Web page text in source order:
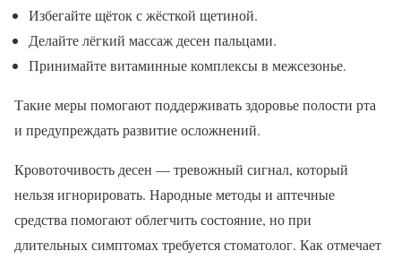
Избегайте щёток с жёсткой щетиной.
Делайте лёгкий массаж десен пальцами.
Принимайте витаминные комплексы в межсезонье.
Такие меры помогают поддерживать здоровье полости рта
и предупреждать развитие осложнений.
Кровоточивость десен — тревожный сигнал, который
нельзя игнорировать. Народные методы и аптечные
средства помогают облегчить состояние, но при
длительных симптомах требуется стоматолог. Как отмечает